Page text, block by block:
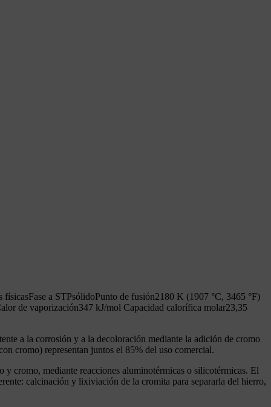
a STPsólidoPunto de fusión2180 K (1907 °C, 3465 °F)
de vaporización347 kJ/mol Capacidad calorífica molar23,35
a la corrosión y a la decoloración mediante la adición de cromo
cromo) representan juntos el 85% del uso comercial.
cromo, mediante reacciones aluminotérmicas o silicotérmicas. El
calcinación y lixiviación de la cromita para separarla del hierro,